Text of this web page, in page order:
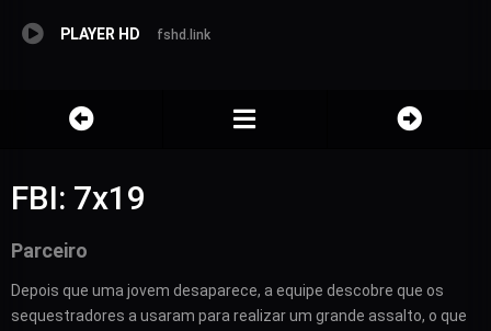
PLAYER HD fshd.link
FBI: 7x19
Parceiro
Depois que uma jovem desaparece, a equipe descobre que os
sequestradores a usaram para realizar um grande assalto, o que